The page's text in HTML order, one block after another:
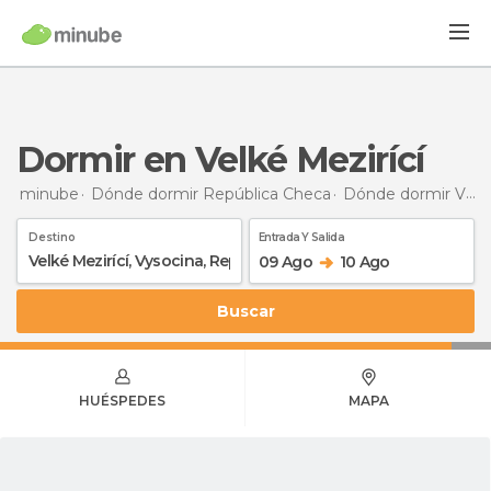
Dormir en Velké Mezirící
minube Dónde dormir República Checa Dónde dormir Vysocina
Destino Entrada Y Salida
09 Ago 10 Ago
Buscar
HUÉSPEDES MAPA